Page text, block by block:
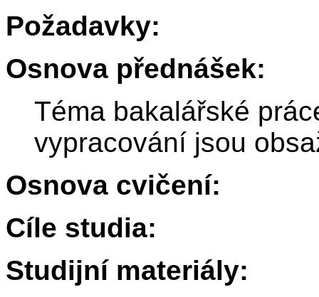
Požadavky:
Osnova přednášek:
Téma bakalářské
vypracování jsou
Osnova cvičení:
Cíle studia:
Studijní materiály: